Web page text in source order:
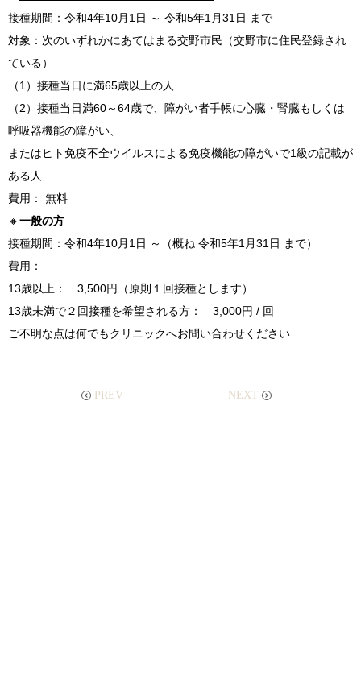
接種期間：令和4年10月1日 ～ 令和5年1月31日 まで
対象：次のいずれかにあてはまる交野市民（交野市に住民登録され
ている）
（1）接種当日に満65歳以上の人
（2）接種当日満60～64歳で、障がい者手帳に心臓・腎臓もしくは
呼吸器機能の障がい、
またはヒト免疫不全ウイルスによる免疫機能の障がいで1級の記載が
ある人
費用： 無料
🔸一般の方
接種期間：令和4年10月1日 ～（概ね 令和5年1月31日 まで）
費用：
13歳以上： 3,500円（原則１回接種とします）
13歳未満で２回接種を希望される方： 3,000円 / 回
ご不明な点は何でもクリニックへお問い合わせください
PREV NEXT